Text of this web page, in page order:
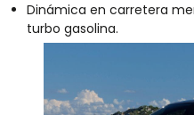
Dinámica en carretera
turbo gasolina.